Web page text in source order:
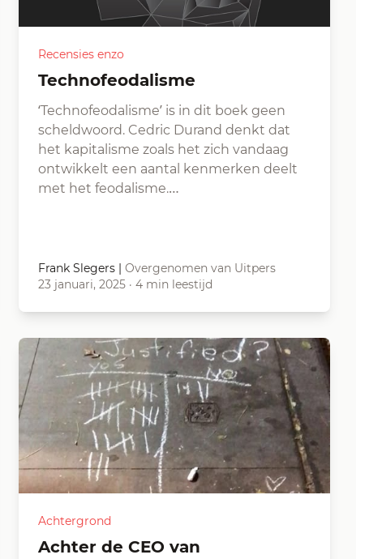
Recensies enzo
Technofeodalisme
‘Technofeodalisme’ is in dit boek geen
scheldwoord. Cedric Durand denkt dat
het kapitalisme zoals het zich vandaag
ontwikkelt een aantal kenmerken deelt
met het feodalisme.…
Frank Slegers | Overgenomen van Uitpers
23 januari, 2025 · 4 min leestijd
Achtergrond
Achter de CEO van